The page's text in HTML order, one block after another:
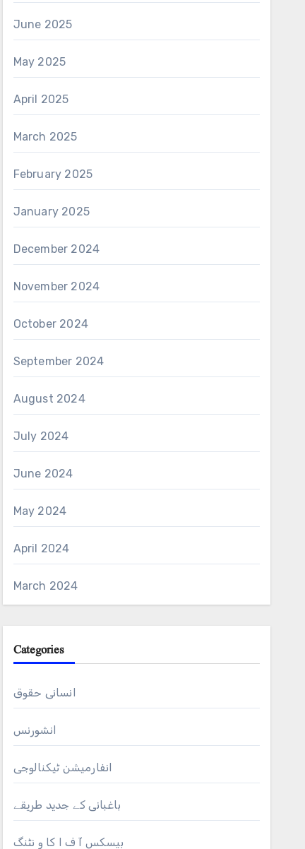
June 2025
May 2025
April 2025
March 2025
February 2025
January 2025
December 2024
November 2024
October 2024
September 2024
August 2024
July 2024
June 2024
May 2024
April 2024
March 2024
Categories
انسانی حقوق
انشورنس
انفارمیشن ٹیکنالوجی
باغبانی کے جدید طریقے
بیسکس آ ف ا کا و نٹنگ